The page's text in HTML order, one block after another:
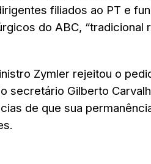
filiados ao PT e
do ABC, “tradicional
Zymler rejeitou o
secretário Gilberto
de que sua